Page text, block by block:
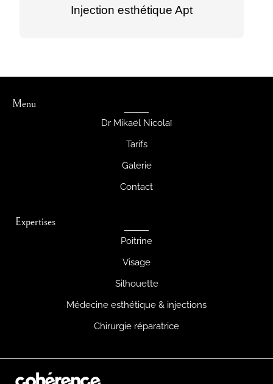
Injection esthétique Apt
Expertises
Poitrine
Visage
Silhouette
Médecine esthétique & injections
Chirurgie réparatrice
Menu
Dr Mikaël Nicolaï
Tarifs
Galerie
Contact